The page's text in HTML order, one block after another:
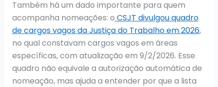
Também há um dado importante para quem
acompanha nomeações: o CSJT divulgou quadro
de cargos vagos da Justiça do Trabalho em 2026,
no qual constavam cargos vagos em áreas
específicas, com atualização em 9/2/2026. Esse
quadro não equivale a autorização automática de
nomeação, mas ajuda a entender por que a lista